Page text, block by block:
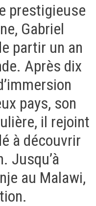
prestigieuse
Gabriel
partir un an
Après dix
pays, son
il rejoint
à découvrir
Jusqu’à
au Malawi,